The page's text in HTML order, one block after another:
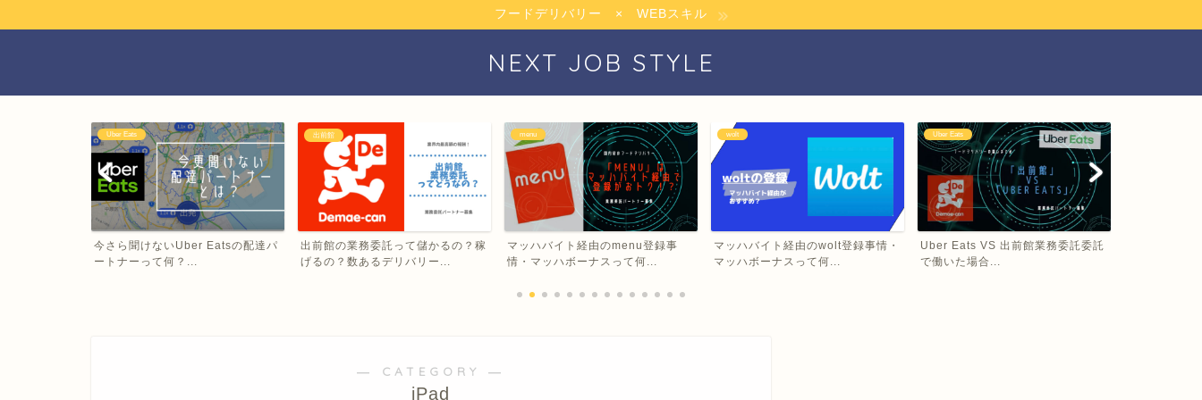
フードデリバリー × WEBスキル
NEXT JOB STYLE
Uber Eats
今さら聞けないUber Eatsの配達パ
ートナーって何？...
出前館
出前館の業務委託って儲かるの？稼
げるの？数あるデリバリー...
menu
マッハバイト経由のmenu登録事
情・マッハボーナスって何...
wolt
マッハバイト経由のwolt登録事情・
マッハボーナスって何...
Uber Eats
Uber Eats VS 出前館業務委託委託
で働いた場合...
― CATEGORY ―
iPad